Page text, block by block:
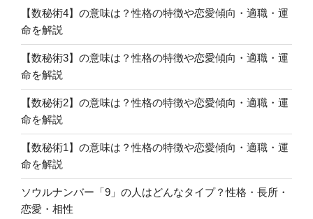
【数秘術4】の意味は？性格の特徴や恋愛傾向・適職・運
命を解説
【数秘術3】の意味は？性格の特徴や恋愛傾向・適職・運
命を解説
【数秘術2】の意味は？性格の特徴や恋愛傾向・適職・運
命を解説
【数秘術1】の意味は？性格の特徴や恋愛傾向・適職・運
命を解説
ソウルナンバー「9」の人はどんなタイプ？性格・長所・
恋愛・相性